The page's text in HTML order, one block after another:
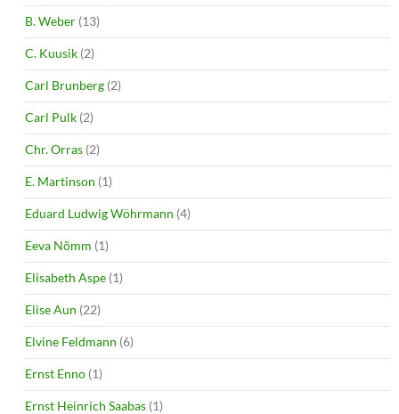
B. Weber (13)
C. Kuusik (2)
Carl Brunberg (2)
Carl Pulk (2)
Chr. Orras (2)
E. Martinson (1)
Eduard Ludwig Wöhrmann (4)
Eeva Nõmm (1)
Elisabeth Aspe (1)
Elise Aun (22)
Elvine Feldmann (6)
Ernst Enno (1)
Ernst Heinrich Saabas (1)